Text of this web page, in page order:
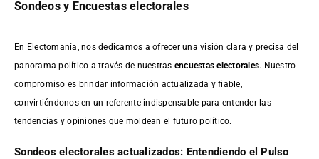
Sondeos y Encuestas electorales
En Electomanía, nos dedicamos a ofrecer una visión clara y precisa del
panorama político a través de nuestras encuestas electorales. Nuestro
compromiso es brindar información actualizada y fiable,
convirtiéndonos en un referente indispensable para entender las
tendencias y opiniones que moldean el futuro político.
Sondeos electorales actualizados: Entendiendo el Pulso